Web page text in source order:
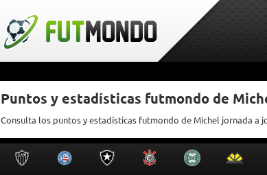
Puntos y estadísticas futmondo de
Consulta los puntos y estadísticas futmondo de Michel jornada a